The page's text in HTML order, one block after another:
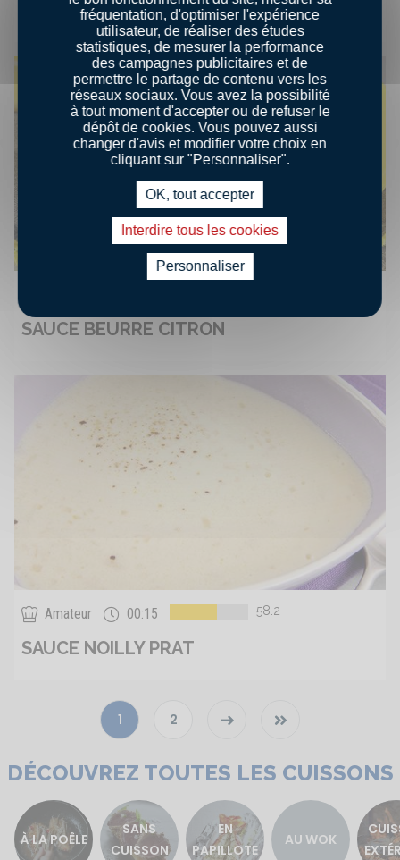
SAUCE ANETH
SAUCE BEURRE CITRON
Amateur 00:15 58.2
SAUCE NOILLY PRAT
Page
courante
1 Page
2
Page
Next ›
Dernière
Last »
DÉCOUVREZ TOUTES LES CUISSONS
À LA POÊLE
SANS
CUISSON
EN
PAPILLOTE
AU WOK
fréquentation, d'optimiser l'expérience
utilisateur, de réaliser des études
statistiques, de mesurer la performance
des campagnes publicitaires et de
permettre le partage de contenu vers les
réseaux sociaux. Vous avez la possibilité
à tout moment d'accepter ou de refuser le
dépôt de cookies. Vous pouvez aussi
changer d'avis et modifier votre choix en
cliquant sur "Personnaliser".
OK, tout accepter
Interdire tous les cookies
Personnaliser